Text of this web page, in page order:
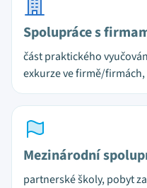
Spolupráce s
část praktického
exkurze ve firmě/
Mezinárodní
partnerské školy, pobyt